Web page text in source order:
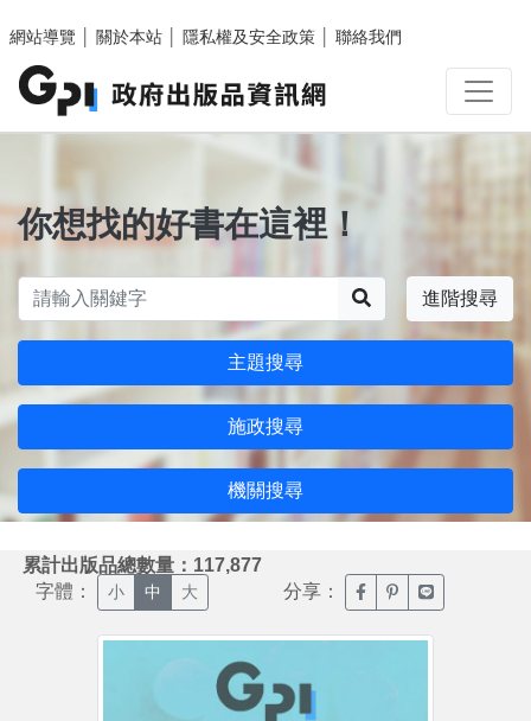
網站導覽
關於本站 隱私權及安全政策 聯絡我們
你想找的好書在這裡！
進階搜尋
主題搜尋
施政搜尋
機關搜尋
累計出版品總數量：117,877
字體： 小 中 大 分享： 臉書分享(另開新視窗)
噗浪分享(另開新
Line分享(另